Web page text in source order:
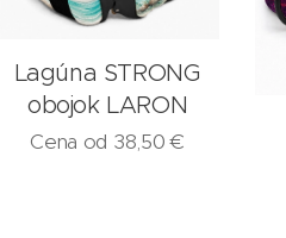
Lagúna STRONG
obojok LARON
Cena od 38,50€